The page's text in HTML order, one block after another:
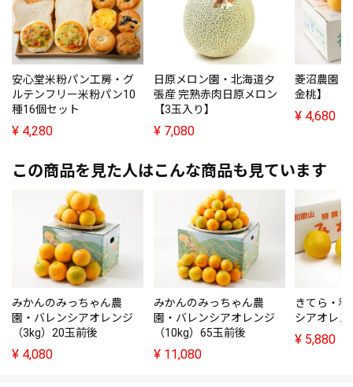
安心堂米粉パン工房・グ
ルテンフリー米粉パン10
種16個セット
¥ 4,280
日原メロン園・北海道夕
張産 完熟赤肉日原メロン
【3玉入り】
¥ 7,080
菱沼農園
金桃】
¥ 4,680
この商品を見た人はこんな商品も見ています
みかんのみっちゃん農
園・バレンシアオレンジ
（3kg）20玉前後
¥ 4,080
みかんのみっちゃん農
園・バレンシアオレンジ
（10kg）65玉前後
¥ 11,080
きてら・
シアオレ
¥ 5,880